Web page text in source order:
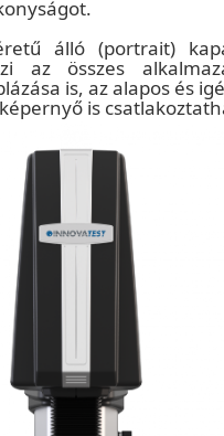
álló (portrait)
az összes
is, az alapos és
is